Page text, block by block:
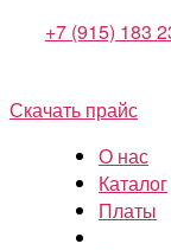
+7 (915) 183
Скачать прайс
О нас
Каталог
Платы